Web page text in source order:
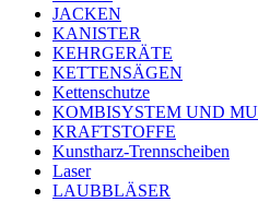
JACKEN
KANISTER
KEHRGERÄTE
KETTENSÄGEN
Kettenschutze
KOMBISYSTEM UND
KRAFTSTOFFE
Kunstharz-Trennscheiben
Laser
LAUBBLÄSER